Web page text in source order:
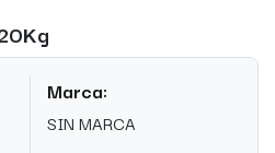
Marca:
SIN MARCA